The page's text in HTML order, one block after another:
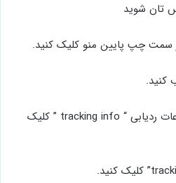
4-زیر” property ” بر روی اطلاعات ردیابی “ tracking info ” کلیک